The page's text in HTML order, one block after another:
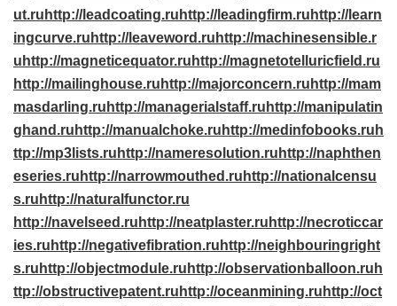
ut.ru http://leadcoating.ru http://leadingfirm.ru http://learn
ingcurve.ru http://leaveword.ru http://machinesensible.r
u http://magneticequator.ru http://magnetotelluricfield.ru
http://mailinghouse.ru http://majorconcern.ru http://mam
masdarling.ru http://managerialstaff.ru http://manipulatin
ghand.ru http://manualchoke.ru http://medinfobooks.ru h
ttp://mp3lists.ru http://nameresolution.ru http://naphthen
eseries.ru http://narrowmouthed.ru http://nationalcensu
s.ru http://naturalfunctor.ru
http://navelseed.ru http://neatplaster.ru http://necroticcar
ies.ru http://negativefibration.ru http://neighbouringright
s.ru http://objectmodule.ru http://observationballoon.ru h
ttp://obstructivepatent.ru http://oceanmining.ru http://oct